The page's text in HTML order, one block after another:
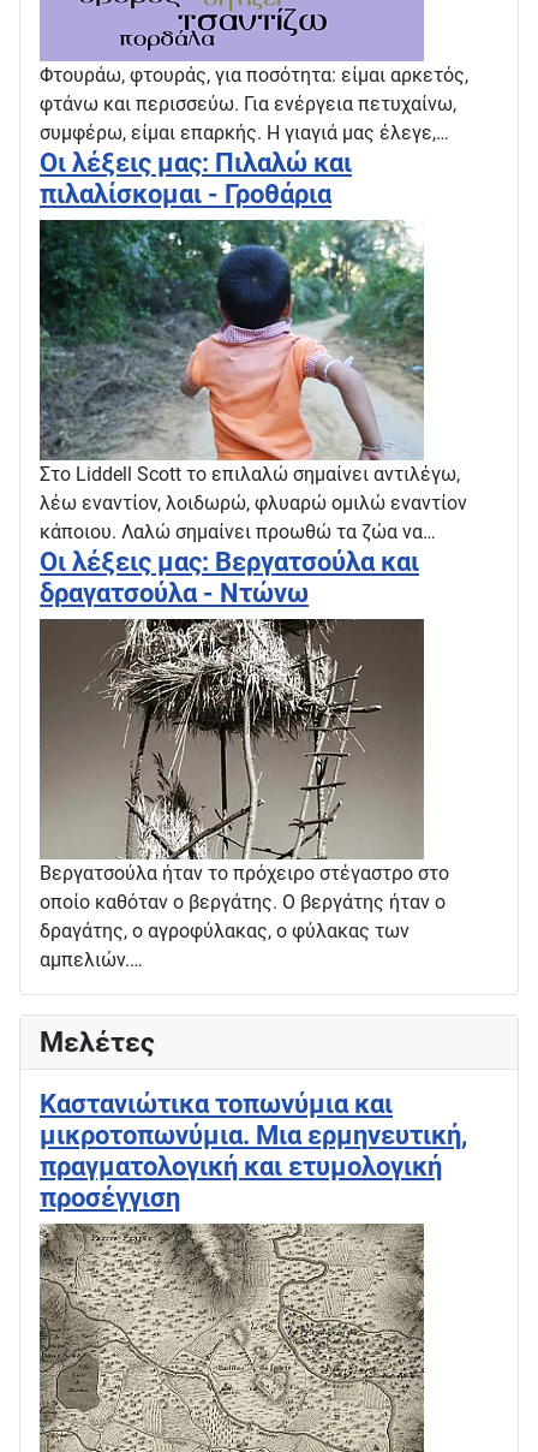
Φτουράω, φτουράς, για ποσότητα: είμαι αρκετός,
φτάνω και περισσεύω. Για ενέργεια πετυχαίνω,
συμφέρω, είμαι επαρκής. Η γιαγιά μας έλεγε,…
Οι λέξεις μας: Πιλαλώ και
πιλαλίσκομαι - Γροθάρια
Στο Liddell Scott το επιλαλώ σημαίνει αντιλέγω,
λέω εναντίον, λοιδωρώ, φλυαρώ ομιλώ εναντίον
κάποιου. Λαλώ σημαίνει προωθώ τα ζώα να…
Οι λέξεις μας: Βεργατσούλα και
δραγατσούλα - Ντώνω
Βεργατσούλα ήταν το πρόχειρο στέγαστρο στο
οποίο καθόταν ο βεργάτης. Ο βεργάτης ήταν ο
δραγάτης, ο αγροφύλακας, ο φύλακας των
αμπελιών.…
Μελέτες
Καστανιώτικα τοπωνύμια και
μικροτοπωνύμια. Μια ερμηνευτική,
πραγματολογική και ετυμολογική
προσέγγιση